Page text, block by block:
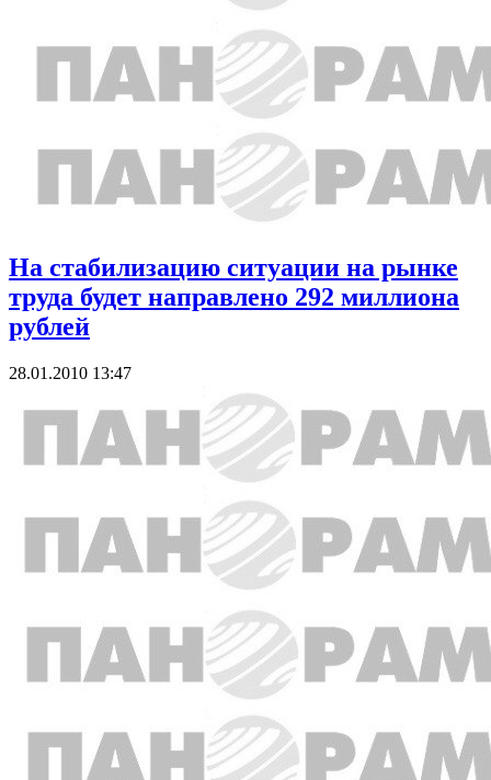
На стабилизацию ситуации на рынке
труда будет направлено 292 миллиона
рублей
28.01.2010 13:47